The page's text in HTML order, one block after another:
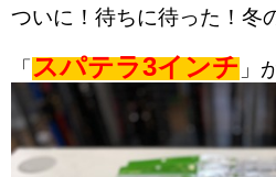
ついに！待ちに待った！冬
「スパテラ3インチ 」